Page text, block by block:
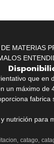
MATERIAS
que
un máximo
fabrica
nutrición para
catago